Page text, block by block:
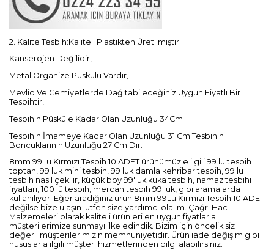
2. Kalite Tesbih:Kaliteli Plastikten Üretilmiştir.
Kanserojen Değilidir,
Metal Organize Püskülü Vardır,
Mevlid Ve Cemiyetlerde Dağıtabileceğiniz Uygun Fiyatlı Bir
Tesbihtir,
Tesbihin Püsküle Kadar Olan Uzunluğu 34Cm
Tesbihin İmameye Kadar Olan Uzunluğu 31 Cm Tesbihin
Boncuklarının Uzunluğu 27 Cm Dir.
8mm 99Lu Kırmızı Tesbih 10 ADET ürünümüzle ilgili 99 lu tesbih
toptan, 99 luk mini tesbih, 99 luk damla kehribar tesbih, 99 lu
tesbih nasıl çekilir, küçük boy 99'luk kuka tesbih, namaz tesbihi
fiyatları, 100 lü tesbih, mercan tesbih 99 luk, gibi aramalarda
kullanılıyor. Eğer aradığınız ürün 8mm 99Lu Kırmızı Tesbih 10 ADET
değilse bize ulaşın lütfen size yardımcı olalım. Çağrı Hac
Malzemeleri olarak kaliteli ürünleri en uygun fiyatlarla
müşterilerimize sunmayı ilke edindik. Bizim için öncelik siz
değerli müşterilerimizin memnuniyetidir. Ürün iade değişim gibi
hususlarla ilgili müşteri hizmetlerinden bilgi alabilirsiniz.